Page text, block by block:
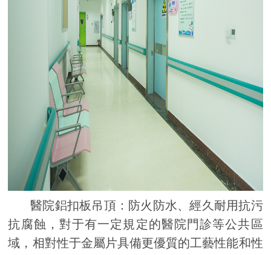
醫院鋁扣板吊頂：防火防水、經久耐用抗污
抗腐蝕，對于有一定規定的醫院門診等公共區
域，相對性于金屬片具備更優質的工藝性能和性